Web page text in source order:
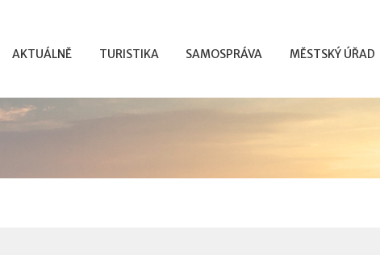
AKTUÁLNĚ TURISTIKA SAMOSPRÁVA MĚSTSKÝ ÚŘAD